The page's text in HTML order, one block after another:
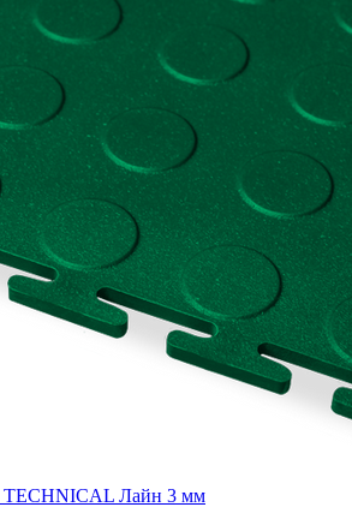
TECHNICAL Лайн 3 мм